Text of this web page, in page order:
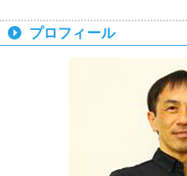
プロフィール